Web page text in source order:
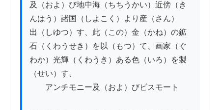
及（およ）び地中海（ちちうかい）近傍（き
んはう）諸国（しよこく）より産（さん）
出（しゆつ）す、此（この）金（かね）の鉱
石（くわうせき）を以（もつ）て、画家（ぐ
わか）光輝（くわうき）ある色（いろ）を製
（せい）す、
アンチモニー及（およ）びビスモート